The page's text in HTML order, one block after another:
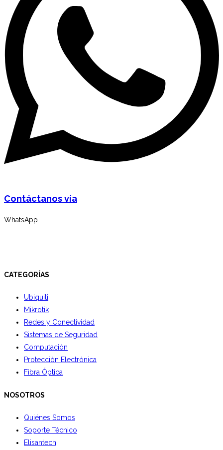
Contáctanos vía
WhatsApp
CATEGORÍAS
Ubiquiti
Mikrotik
Redes y Conectividad
Sistemas de Seguridad
Computación
Protección Electrónica
Fibra Óptica
NOSOTROS
Quiénes Somos
Soporte Técnico
Elisantech